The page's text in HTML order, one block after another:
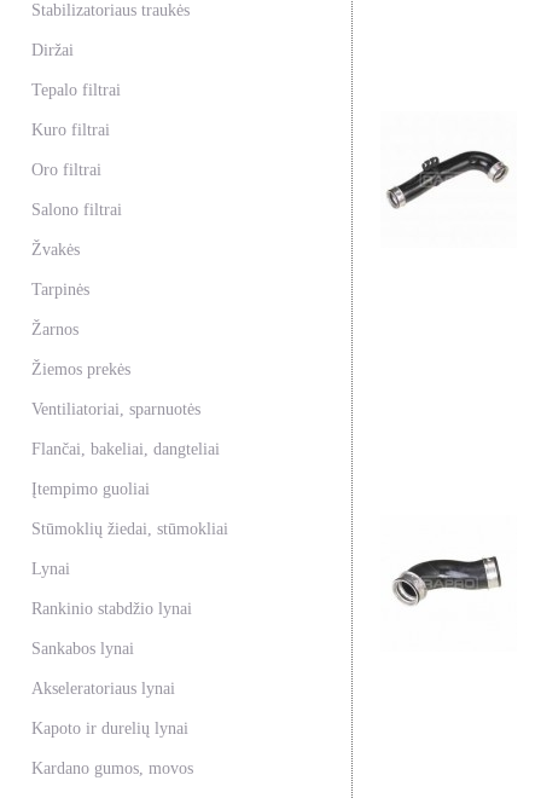
Stabilizatoriaus traukės
Diržai
Tepalo filtrai
Kuro filtrai
Oro filtrai
Salono filtrai
Žvakės
Tarpinės
Žarnos
Žiemos prekės
Ventiliatoriai, sparnuotės
Flančai, bakeliai, dangteliai
Įtempimo guoliai
Stūmoklių žiedai, stūmokliai
Lynai
Rankinio stabdžio lynai
Sankabos lynai
Akseleratoriaus lynai
Kapoto ir durelių lynai
Kardano gumos, movos